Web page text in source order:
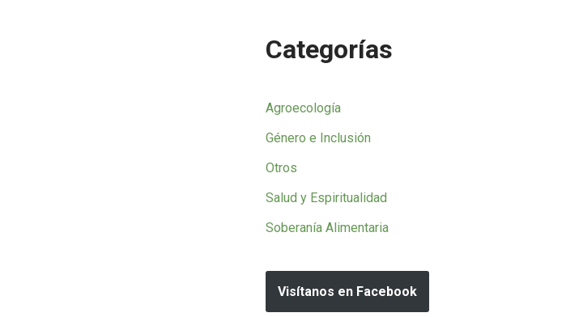
Categorías
Agroecología
Género e Inclusión
Otros
Salud y Espiritualidad
Soberanía Alimentaria
Visítanos en Facebook